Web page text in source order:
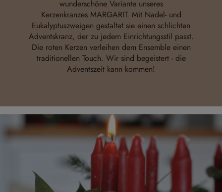
wunderschöne Variante unseres
Kerzenkranzes MARGARIT. Mit Nadel- und
Eukalyptuszweigen gestaltet sie einen schlichten
Adventskranz, der zu jedem Einrichtungsstil passt.
Die roten Kerzen verleihen dem Ensemble einen
traditionellen Touch. Wir sind begeistert - die
Adventszeit kann kommen!